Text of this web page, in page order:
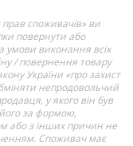
прав споживачів» ви
повернути або
умови виконання всіх
/ повернення товару
України «про захист
непродовольчий
у якого він був
за формою,
або з інших причин не
Споживач має